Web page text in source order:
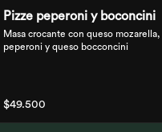
Pizze peperoni y boconcini
Masa crocante con queso mozarella,
peperoni y queso bocconcini
$49.500